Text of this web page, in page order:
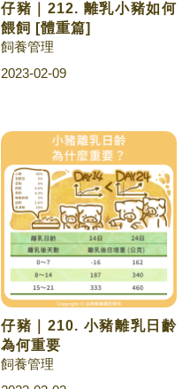
仔豬｜212. 離乳小豬如何
餵飼 [體重篇]
飼養管理
2023-02-09
仔豬｜210. 小豬離乳日齡
為何重要
飼養管理